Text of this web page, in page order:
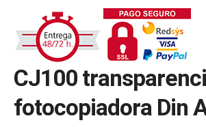
CJ100
fotocopiadora Din